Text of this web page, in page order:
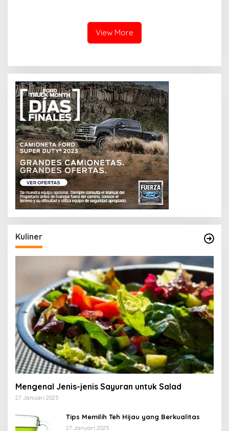
View More
Kuliner
Mengenal Jenis-jenis Sayuran untuk Salad
27 Januari 2025
Tips Memilih Teh Hijau yang Berkualitas
27 Januari 2025